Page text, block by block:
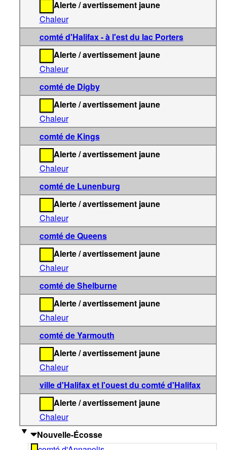
Alerte / avertissement jaune
Chaleur
comté d'Halifax - à l'est du lac Porters
Alerte / avertissement jaune
Chaleur
comté de Digby
Alerte / avertissement jaune
Chaleur
comté de Kings
Alerte / avertissement jaune
Chaleur
comté de Lunenburg
Alerte / avertissement jaune
Chaleur
comté de Queens
Alerte / avertissement jaune
Chaleur
comté de Shelburne
Alerte / avertissement jaune
Chaleur
comté de Yarmouth
Alerte / avertissement jaune
Chaleur
ville d'Halifax et l'ouest du comté d'Halifax
Alerte / avertissement jaune
Chaleur
Nouvelle-Écosse